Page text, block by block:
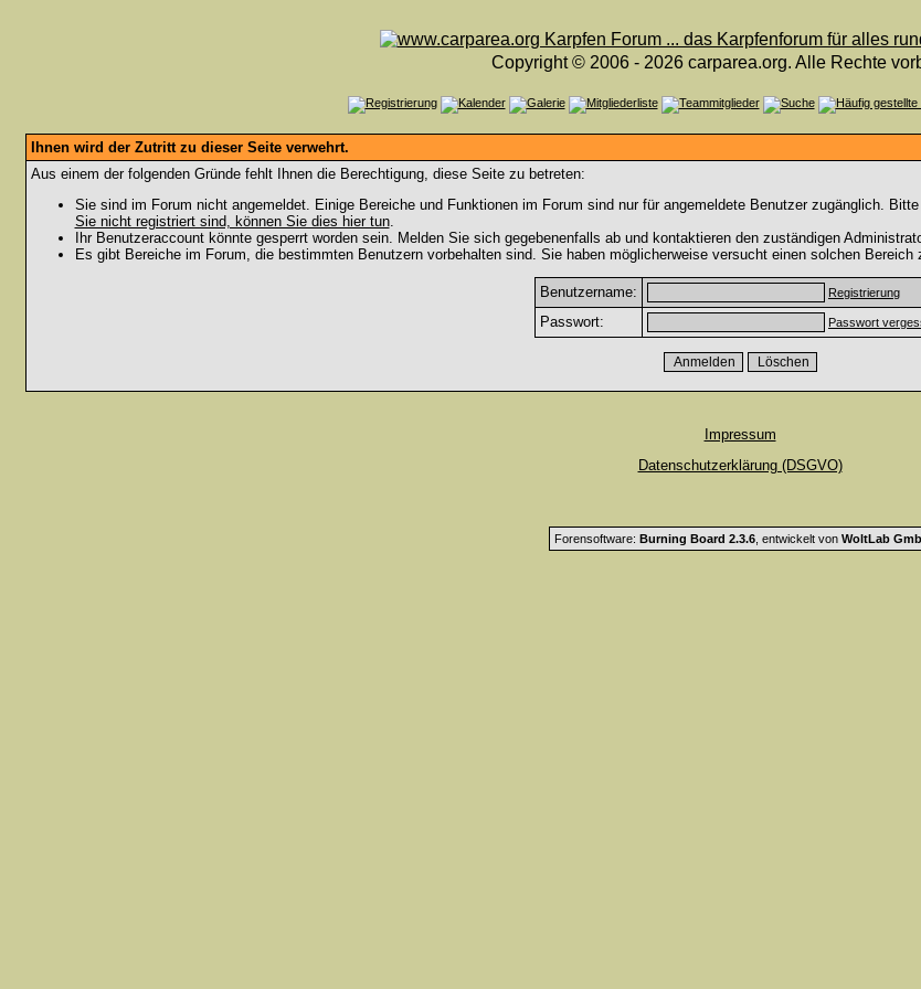
Copyright © 2006 - 2026 carparea.org. Alle Rechte
Ihnen wird der Zutritt zu dieser Seite verwehrt.
Aus einem der folgenden Gründe fehlt Ihnen die Berechtigung, diese Seite zu betreten:
Sie sind im Forum nicht angemeldet. Einige Bereiche und Funktionen im Forum sind nur für angemeldete Benutzer zugänglich.
Sie nicht registriert sind, können Sie dies hier tun.
Ihr Benutzeraccount könnte gesperrt worden sein. Melden Sie sich gegebenenfalls ab und kontaktieren den zuständigen
Es gibt Bereiche im Forum, die bestimmten Benutzern vorbehalten sind. Sie haben möglicherweise versucht einen solchen Bereich
Benutzername: Registrierung
Passwort: Passwort
Impressum
Datenschutzerklärung (DSGVO)
Forensoftware: Burning Board 2.3.6, entwickelt von WoltLab